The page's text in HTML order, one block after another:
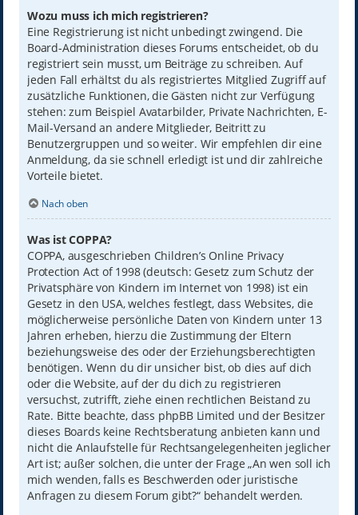
Wozu muss ich mich registrieren?
Eine Registrierung ist nicht unbedingt zwingend. Die
Board-Administration dieses Forums entscheidet, ob du
registriert sein musst, um Beiträge zu schreiben. Auf
jeden Fall erhältst du als registriertes Mitglied Zugriff auf
zusätzliche Funktionen, die Gästen nicht zur Verfügung
stehen: zum Beispiel Avatarbilder, Private Nachrichten, E-
Mail-Versand an andere Mitglieder, Beitritt zu
Benutzergruppen und so weiter. Wir empfehlen dir eine
Anmeldung, da sie schnell erledigt ist und dir zahlreiche
Vorteile bietet.
Nach oben
Was ist COPPA?
COPPA, ausgeschrieben Children’s Online Privacy
Protection Act of 1998 (deutsch: Gesetz zum Schutz der
Privatsphäre von Kindern im Internet von 1998) ist ein
Gesetz in den USA, welches festlegt, dass Websites, die
möglicherweise persönliche Daten von Kindern unter 13
Jahren erheben, hierzu die Zustimmung der Eltern
beziehungsweise des oder der Erziehungsberechtigten
benötigen. Wenn du dir unsicher bist, ob dies auf dich
oder die Website, auf der du dich zu registrieren
versuchst, zutrifft, ziehe einen rechtlichen Beistand zu
Rate. Bitte beachte, dass phpBB Limited und der Besitzer
dieses Boards keine Rechtsberatung anbieten kann und
nicht die Anlaufstelle für Rechtsangelegenheiten jeglicher
Art ist; außer solchen, die unter der Frage „An wen soll ich
mich wenden, falls es Beschwerden oder juristische
Anfragen zu diesem Forum gibt?“ behandelt werden.